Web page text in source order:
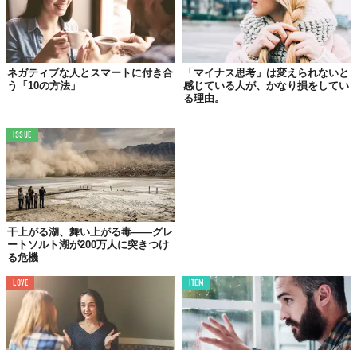
負のエネルギー、物質、魂、これらは元々、すべてバラバラに機
能しており、人間の感情からエネルギーを受け取り、生成してい
くものと私は考えています。万物の根源と接続することはでき
ず、そのため寄生虫と同じく、増幅していくためには、他人を介
して寄生していかなければならないもの。
恐怖、抵抗、パニックが多ければ多いほど、重要な生命力を脅か
し、奪い去る抗い難い力になっていくのです。
例えば、常日頃からイルミナティの話をしたり、政府が権力であ
なたを押さえつけたり、または世界が行き詰まってしまうなど。
こうした現象は負の力を増大していきます。
だから、負のパワーがどのくらいの力を持っているのかを、まず
は、あなたがしっかり認識すること。これにより、ネガティブな
力を奪い去ることができるから。悪魔に何かを与えてはいけませ
ん。彼らは、飽くなき食欲で、あなたが大切にしている全てのも
のを食べ尽くしてしまうから。
「負のエネルギーや物質をあなたが選び、創
ネガティブな人とスマートに付き合
う「10の方法」
「マイナス思考」は変えられないと
感じている人が、かなり損をしてい
る理由。
ISSUE
干上がる湖、舞い上がる毒——グレ
ートソルト湖が200万人に突きつけ
る危機
LOVE ITEM